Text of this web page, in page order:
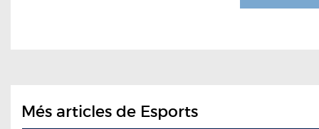
Més articles de Esports